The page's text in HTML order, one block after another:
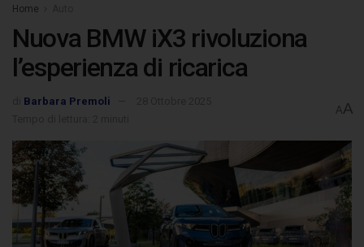
Home
Nuova BMW iX3 rivoluziona
l’esperienza di ricarica
Barbara Premoli
AA